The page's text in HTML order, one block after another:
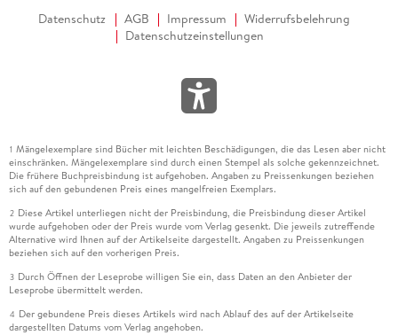
Datenschutz AGB Impressum
Widerrufsbelehrung
Datenschutzeinstellungen
1 Mängelexemplare sind Bücher mit leichten Beschädigungen, die das Lesen aber nicht
einschränken. Mängelexemplare sind durch einen Stempel als solche gekennzeichnet.
Die frühere Buchpreisbindung ist aufgehoben. Angaben zu Preissenkungen beziehen
sich auf den gebundenen Preis eines mangelfreien Exemplars.
2 Diese Artikel unterliegen nicht der Preisbindung, die Preisbindung dieser Artikel
wurde aufgehoben oder der Preis wurde vom Verlag gesenkt. Die jeweils zutreffende
Alternative wird Ihnen auf der Artikelseite dargestellt. Angaben zu Preissenkungen
beziehen sich auf den vorherigen Preis.
3 Durch Öffnen der Leseprobe willigen Sie ein, dass Daten an den Anbieter der
Leseprobe übermittelt werden.
4 Der gebundene Preis dieses Artikels wird nach Ablauf des auf der Artikelseite
dargestellten Datums vom Verlag angehoben.